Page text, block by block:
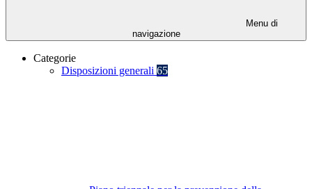
Menu di
navigazione
Categorie
Disposizioni generali 65